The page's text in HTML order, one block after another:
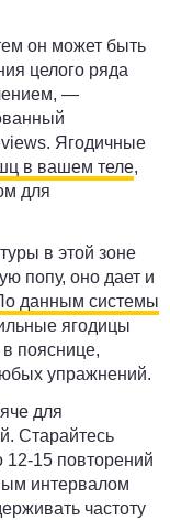
он может быть
целого ряда
—
Ягодичные
в вашем теле,
для
в этой зоне
попу, оно дает и
данным системы
ягодицы
пояснице,
упражнений.
для
Старайтесь
12-15 повторений
интервалом
частоту